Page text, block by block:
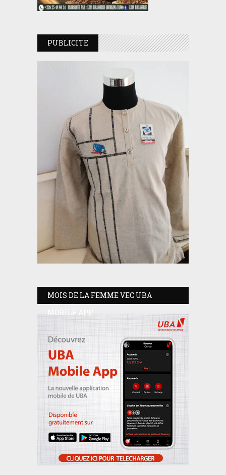
PUBLICITE
MOIS DE LA FEMME VEC UBA
MOBILE APP